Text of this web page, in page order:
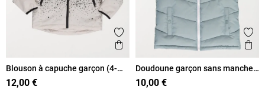
Ajouter aux favoris
Aperçu rapide
Blouson à capuche garçon (4-
12A)
12,00 €
Doudoune garçon sans manches
(3-12A)
10,00 €